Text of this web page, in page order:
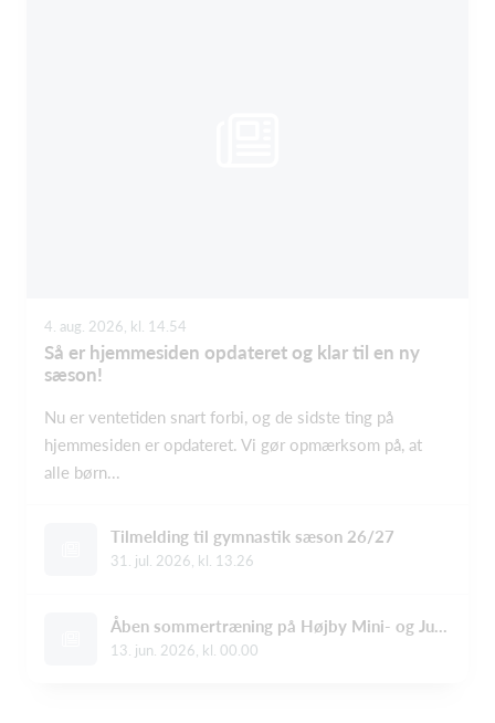
4. aug. 2026, kl. 14.54
Så er hjemmesiden opdateret og klar til en ny
sæson!
Nu er ventetiden snart forbi, og de sidste ting på
hjemmesiden er opdateret. Vi gør opmærksom på, at
alle børn...
Tilmelding til gymnastik sæson 26/27
31. jul. 2026, kl. 13.26
Åben sommertræning på Højby Mini- og JuniorMix
13. jun. 2026, kl. 00.00